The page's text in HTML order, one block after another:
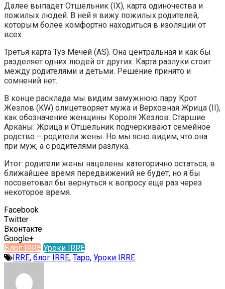
Далее выпадет Отшельник (IX), карта одиночества и
пожилых людей. В ней я вижу пожилых родителей,
которым более комфортно находиться в изоляции от
всех.
Третья карта Туз Мечей (AS). Она центральная и как бы
разделяет одних людей от других. Карта разлуки стоит
между родителями и детьми. Решение принято и
сомнений нет.
В конце расклада мы видим замужнюю пару Крот
Жезлов (KW) олицетворяет мужа и Верховная Жрица (II),
как обозначение женщины Короля Жезлов. Старшие
Арканы: Жрица и Отшельник подчеркивают семейное
родство – родители жены. Но мы ясно видим, что она
при муж, а с родителями разлука.
Итог: родители жены нацелены категорично остаться, в
ближайшее время передвижений не будет, но я бы
посоветовал бы вернуться к вопросу еще раз через
некоторое время.
Facebook
Twitter
Вконтакте
Google+
Блог IRRE Уроки IRRE
IRRE, блог IRRE, Таро, Уроки IRRE